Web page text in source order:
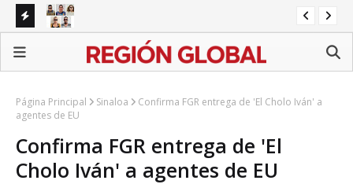
Red de fraude operaba en Puebla; detienen a cinco
presuntos integrantes
Página Principal Sinaloa
Confirma FGR entrega de 'El Cholo Iván' a
agentes de EU
Confirma FGR entrega de 'El
Cholo Iván' a agentes de EU